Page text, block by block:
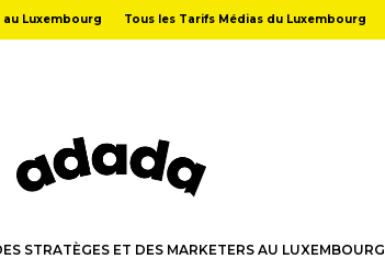
Luxembourg Tous les Tarifs Médias du Luxembourg
STRATÈGES ET DES MARKETERS AU LUXEMBOURG